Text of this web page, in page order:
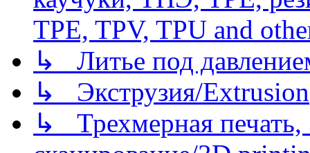
TPE, TPV, TPU and
↳ Литье под
↳ Экструзия/Extrusion
↳ Трехмерная